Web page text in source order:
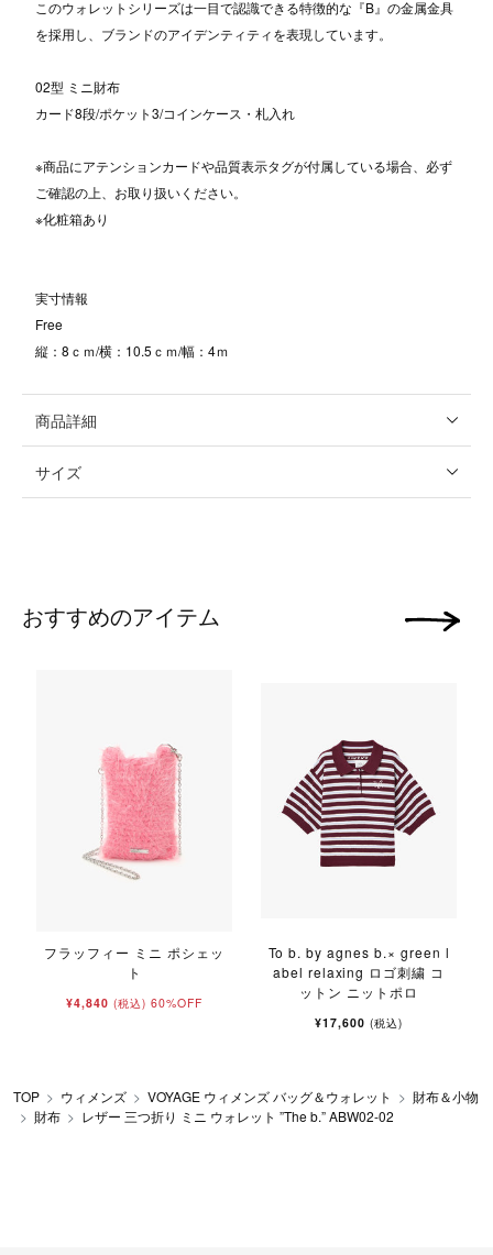
このウォレットシリーズは一目で認識できる特徴的な『B』の金属金具
を採用し、ブランドのアイデンティティを表現しています。
02型 ミニ財布
カード8段/ポケット3/コインケース・札入れ
※商品にアテンションカードや品質表示タグが付属している場合、必ず
ご確認の上、お取り扱いください。
※化粧箱あり
実寸情報
Free
縦：8ｃｍ/横：10.5ｃｍ/幅：4ｍ
商品詳細
サイズ
おすすめのアイテム
フラッフィー ミニ ポシェッ
ト
¥4,840 (税込) 60%OFF
To b. by agnes b.× green l
abel relaxing ロゴ刺繍 コ
ットン ニットポロ
¥17,600 (税込)
次の画像
TOP ウィメンズ VOYAGE ウィメンズ バッグ＆ウォレット
財布＆小物
財布
レザー 三つ折り ミニ ウォレット ”The b.” ABW02-02